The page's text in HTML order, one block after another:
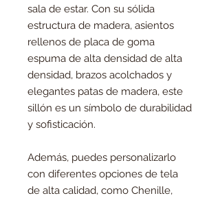
sala de estar. Con su sólida
estructura de madera, asientos
rellenos de placa de goma
espuma de alta densidad de alta
densidad, brazos acolchados y
elegantes patas de madera, este
sillón es un símbolo de durabilidad
y sofisticación.
Además, puedes personalizarlo
con diferentes opciones de tela
de alta calidad, como Chenille,